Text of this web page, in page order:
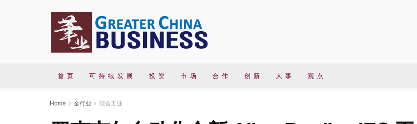
首 页 可 持 续 发 展 投 资 市 场 合 作 创 新 人 事 观 点
Home 全行业 综合工业